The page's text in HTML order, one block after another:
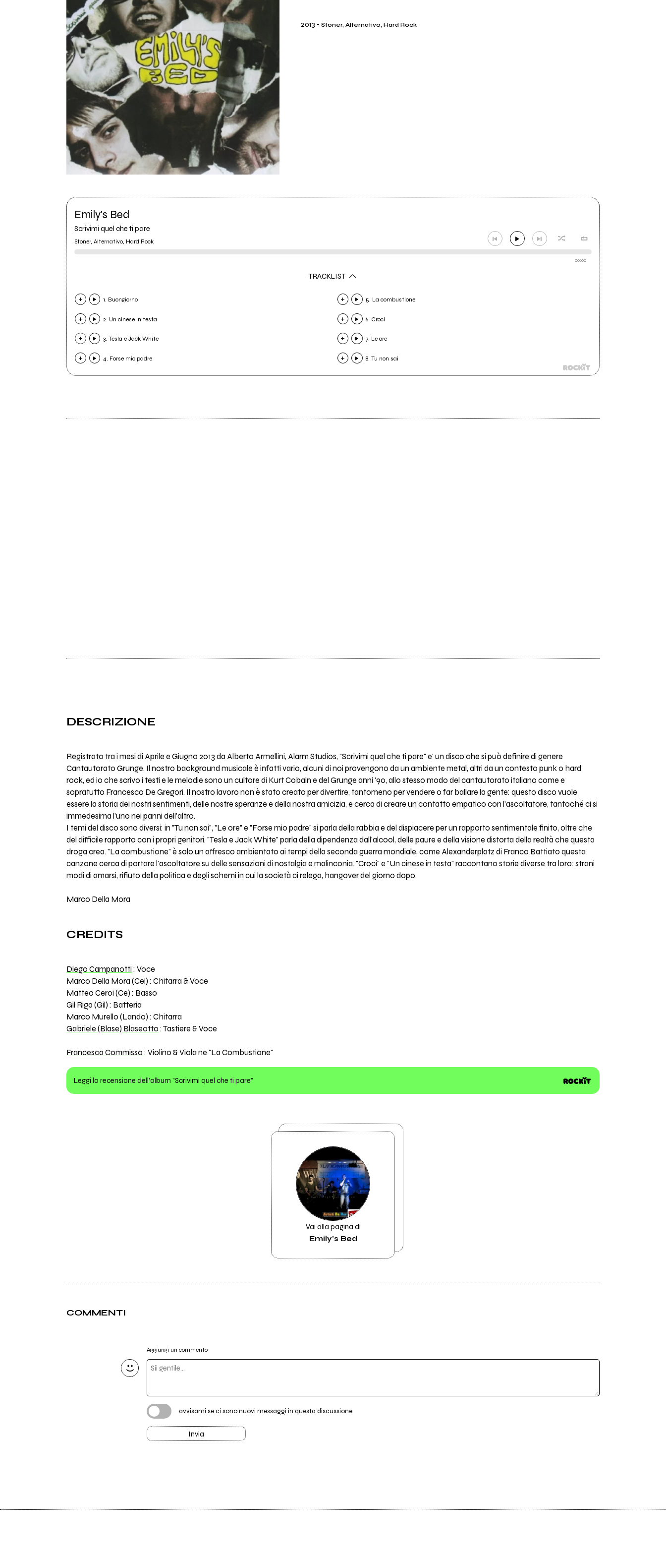
2013 -Stoner, Alternativo, Hard Rock
Emily's Bed
Scrivimi quel che ti pare
Stoner, Alternativo, Hard Rock
00:00
TRACKLIST
1. Buongiorno
2. Un cinese in testa
3. Tesla e Jack White
4. Forse mio padre
5. La combustione
6. Croci
7. Le ore
8. Tu non sai
DESCRIZIONE
Registrato tra i mesi di Aprile e Giugno 2013 da Alberto Armellini, Alarm Studios, "Scrivimi quel che ti pare" e' un disco che si può definire di genere
Cantautorato Grunge. Il nostro background musicale è infatti vario, alcuni di noi provengono da un ambiente metal, altri da un contesto punk o hard
rock, ed io che scrivo i testi e le melodie sono un cultore di Kurt Cobain e del Grunge anni '90, allo stesso modo del cantautorato italiano come e
sopratutto Francesco De Gregori. Il nostro lavoro non è stato creato per divertire, tantomeno per vendere o far ballare la gente: questo disco vuole
essere la storia dei nostri sentimenti, delle nostre speranze e della nostra amicizia, e cerca di creare un contatto empatico con l'ascoltatore, tantoché ci si
immedesima l'uno nei panni dell'altro.
I temi del disco sono diversi: in "Tu non sai", "Le ore" e "Forse mio padre" si parla della rabbia e del dispiacere per un rapporto sentimentale finito, oltre che
del difficile rapporto con i propri genitori. "Tesla e Jack White" parla della dipendenza dall'alcool, delle paure e della visione distorta della realtà che questa
droga crea. "La combustione" è solo un affresco ambientato ai tempi della seconda guerra mondiale, come Alexanderplatz di Franco Battiato questa
canzone cerca di portare l'ascoltatore su delle sensazioni di nostalgia e malinconia. "Croci" e "Un cinese in testa" raccontano storie diverse tra loro: strani
modi di amarsi, rifiuto della politica e degli schemi in cui la società ci relega, hangover del giorno dopo.
Marco Della Mora
CREDITS
Diego Campanotti : Voce
Marco Della Mora (Cei) : Chitarra & Voce
Matteo Ceroi (Ce) : Basso
Gil Riga (Gil) : Batteria
Marco Murello (Lando) : Chitarra
Gabriele (Blase) Blaseotto : Tastiere & Voce
Francesca Commisso : Violino & Viola ne "La Combustione"
Leggi la recensione dell'album "Scrivimi quel che ti pare"
Vai alla pagina di
Emily's Bed
COMMENTI
Aggiungi un commento
avvisami se ci sono nuovi messaggi in questa discussione
Invia